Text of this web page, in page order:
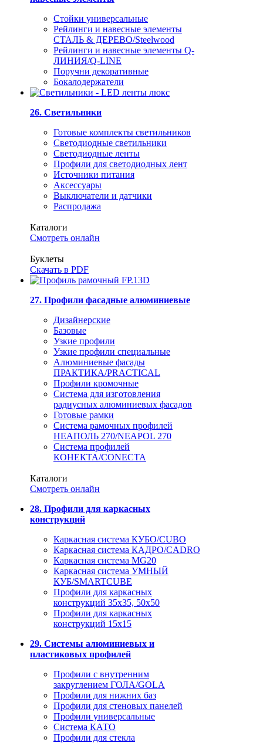
Стойки универсальные
Рейлинги и навесные элементы
СТАЛЬ & ДЕРЕВО/Steelwood
Рейлинги и навесные элементы Q-
ЛИНИЯ/Q-LINE
Поручни декоративные
Бокалодержатели
26. Светильники
Готовые комплекты светильников
Светодиодные светильники
Светодиодные ленты
Профили для светодиодных лент
Источники питания
Аксессуары
Выключатели и датчики
Распродажа
Каталоги
Смотреть онлайн
Буклеты
Скачать в PDF
27. Профили фасадные алюминиевые
Дизайнерские
Базовые
Узкие профили
Узкие профили специальные
Алюминиевые фасады
ПРАКТИКА/PRACTICAL
Профили кромочные
Система для изготовления
радиусных алюминиевых фасадов
Готовые рамки
Система рамочных профилей
НЕАПОЛЬ 270/NEAPOL 270
Система профилей
КОНЕКТА/CONECTA
Каталоги
Смотреть онлайн
28. Профили для каркасных
конструкций
Каркасная система КУБО/CUBO
Каркасная система КАДРО/CADRO
Каркасная система MG20
Каркасная система УМНЫЙ
КУБ/SMARTCUBE
Профили для каркасных
конструкций 35x35, 50x50
Профили для каркасных
конструкций 15х15
29. Системы алюминиевых и
пластиковых профилей
Профили с внутренним
закруглением ГОЛА/GOLA
Профили для нижних баз
Профили для стеновых панелей
Профили универсальные
Система КАТО
Профили для стекла